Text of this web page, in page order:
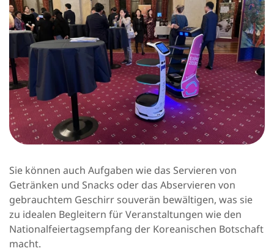
Sie können auch Aufgaben wie das Servieren von
Getränken und Snacks oder das Abservieren von
gebrauchtem Geschirr souverän bewältigen, was sie
zu idealen Begleitern für Veranstaltungen wie den
Nationalfeiertagsempfang der Koreanischen Botschaft
macht.